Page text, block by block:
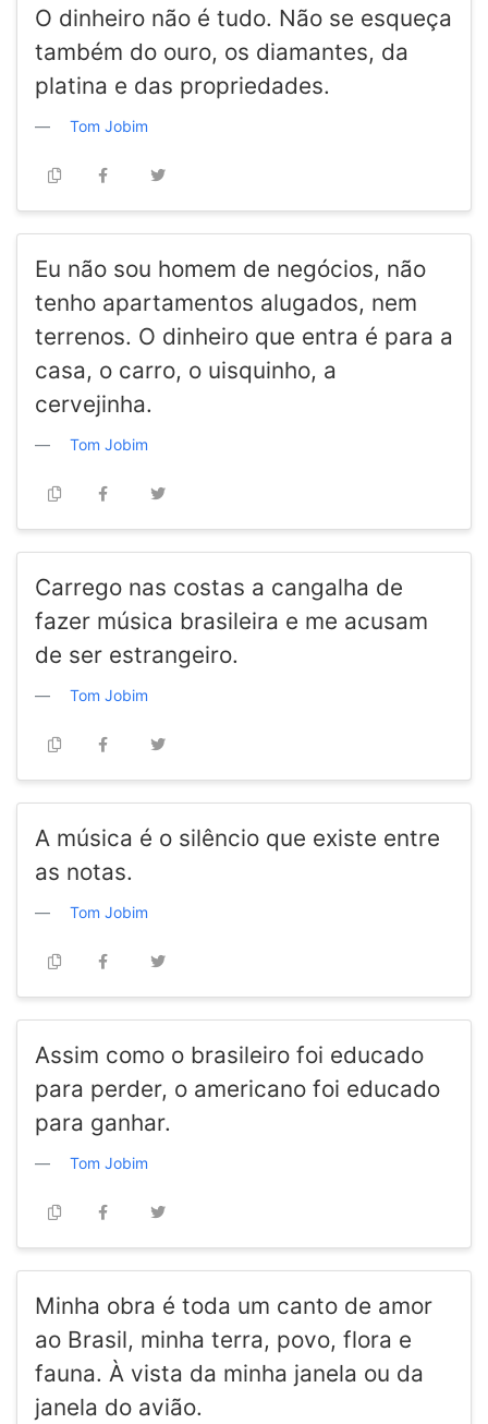
O dinheiro não é tudo. Não se esqueça
também do ouro, os diamantes, da
platina e das propriedades.
Tom Jobim
Eu não sou homem de negócios, não
tenho apartamentos alugados, nem
terrenos. O dinheiro que entra é para a
casa, o carro, o uisquinho, a
cervejinha.
Tom Jobim
Carrego nas costas a cangalha de
fazer música brasileira e me acusam
de ser estrangeiro.
Tom Jobim
A música é o silêncio que existe entre
as notas.
Tom Jobim
Assim como o brasileiro foi educado
para perder, o americano foi educado
para ganhar.
Tom Jobim
Minha obra é toda um canto de amor
ao Brasil, minha terra, povo, flora e
fauna. À vista da minha janela ou da
janela do avião.